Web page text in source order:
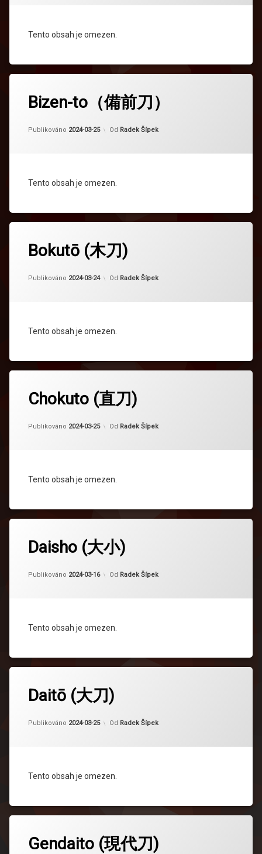
Tento obsah je omezen.
Bizen-to（備前刀）
Publikováno 2024-03-25
Aktualizováno
Od Radek Šípek
Tento obsah je omezen.
Bokutō (木刀)
Publikováno 2024-03-24
Aktualizováno
Od Radek Šípek
Tento obsah je omezen.
Chokuto (直刀)
Publikováno 2024-03-25
Aktualizováno
Od Radek Šípek
Tento obsah je omezen.
Daisho (大小)
Publikováno 2024-03-16
Aktualizováno
Od Radek Šípek
Tento obsah je omezen.
Daitō (大刀)
Publikováno 2024-03-25
Aktualizováno
Od Radek Šípek
Tento obsah je omezen.
Gendaito (現代刀)